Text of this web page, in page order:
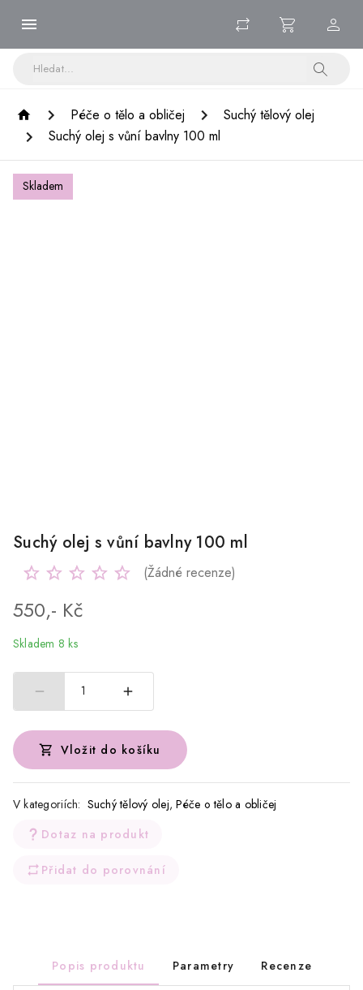
Péče o tělo a obličej
Suchý tělový olej
Suchý olej s vůní bavlny 100 ml
Skladem
Suchý olej s vůní bavlny 100 ml
(Žádné recenze)
550,- Kč
Skladem 8 ks
1
Vložit do košíku
V kategoriích: Suchý tělový olej,Péče o tělo a obličej
Dotaz na produkt
Přidat do porovnání
Popis produktu Parametry Recenze